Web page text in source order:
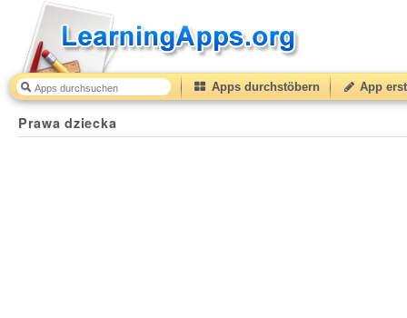
Apps durchstöbern App
Prawa dziecka